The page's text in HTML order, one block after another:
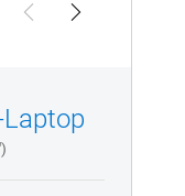
PreviousNext
Laptop